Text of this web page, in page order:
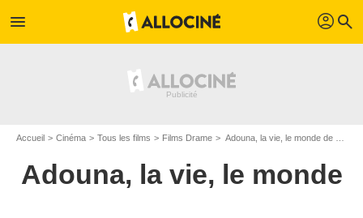
menu profil search
Accueil Cinéma Tous les films Films Drame Adouna, la vie, le monde de Olivier Langlois
Adouna, la vie, le monde